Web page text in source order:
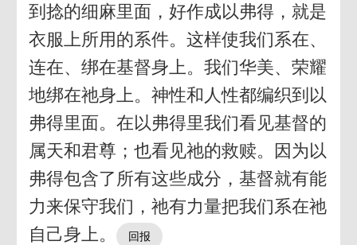
到捻的细麻里面，好作成以弗得，就是
衣服上所用的系件。这样使我们系在、
连在、绑在基督身上。我们华美、荣耀
地绑在祂身上。神性和人性都编织到以
弗得里面。在以弗得里我们看见基督的
属天和君尊；也看见祂的救赎。因为以
弗得包含了所有这些成分，基督就有能
力来保守我们，祂有力量把我们系在祂
自己身上。